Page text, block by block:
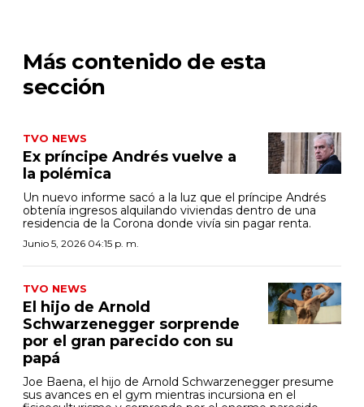
Más contenido de esta
sección
TVO NEWS
Ex príncipe Andrés vuelve a
la polémica
Un nuevo informe sacó a la luz que el príncipe Andrés
obtenía ingresos alquilando viviendas dentro de una
residencia de la Corona donde vivía sin pagar renta.
Junio 5, 2026 04:15 p. m.
TVO NEWS
El hijo de Arnold
Schwarzenegger sorprende
por el gran parecido con su
papá
Joe Baena, el hijo de Arnold Schwarzenegger presume
sus avances en el gym mientras incursiona en el